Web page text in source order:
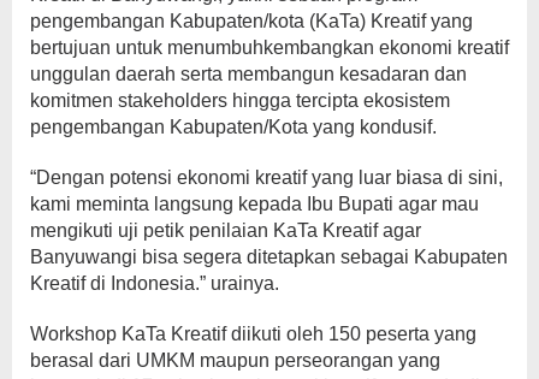
pengembangan Kabupaten/kota (KaTa) Kreatif yang
bertujuan untuk menumbuhkembangkan ekonomi kreatif
unggulan daerah serta membangun kesadaran dan
komitmen stakeholders hingga tercipta ekosistem
pengembangan Kabupaten/Kota yang kondusif.
“Dengan potensi ekonomi kreatif yang luar biasa di sini,
kami meminta langsung kepada Ibu Bupati agar mau
mengikuti uji petik penilaian KaTa Kreatif agar
Banyuwangi bisa segera ditetapkan sebagai Kabupaten
Kreatif di Indonesia.” urainya.
Workshop KaTa Kreatif diikuti oleh 150 peserta yang
berasal dari UMKM maupun perseorangan yang